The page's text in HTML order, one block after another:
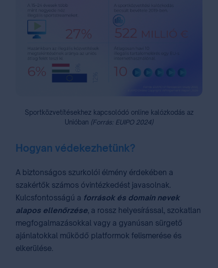
Sportközvetítésekhez kapcsolódó online kalózkodás az
Unióban (Forrás: EUIPO 2024)
Hogyan védekezhetünk?
A biztonságos szurkolói élmény érdekében a
szakértők számos óvintézkedést javasolnak.
Kulcsfontosságú a források és domain nevek
alapos ellenőrzése, a rossz helyesírással, szokatlan
megfogalmazásokkal vagy a gyanúsan sürgető
ajánlatokkal működő platformok felismerése és
elkerülése.